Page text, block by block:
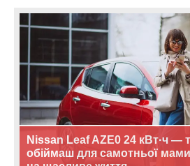
Nissan Leaf AZE0 24 кВт·ч —
обіймаш для самотньої